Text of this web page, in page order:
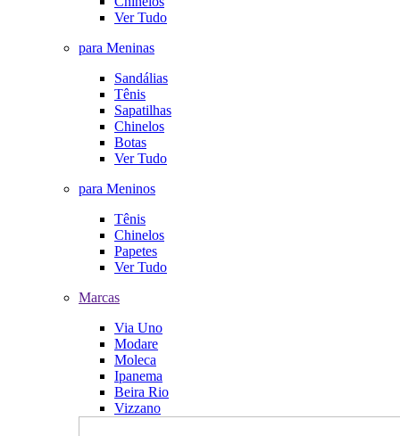
Ver Tudo
para Meninas
Sandálias
Tênis
Sapatilhas
Chinelos
Botas
Ver Tudo
para Meninos
Tênis
Chinelos
Papetes
Ver Tudo
Marcas
Via Uno
Modare
Moleca
Ipanema
Beira Rio
Vizzano